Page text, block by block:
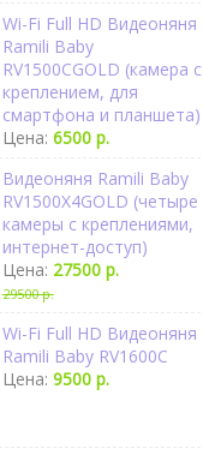
Wi-Fi Full HD Видеоняня
Ramili Baby
RV1500CGOLD (камера с
креплением, для
смартфона и планшета)
Цена: 6500 р.
Видеоняня Ramili Baby
RV1500X4GOLD (четыре
камеры с креплениями,
интернет-доступ)
Цена: 27500 р.
29500 р.
Wi-Fi Full HD Видеоняня
Ramili Baby RV1600C
Цена: 9500 р.